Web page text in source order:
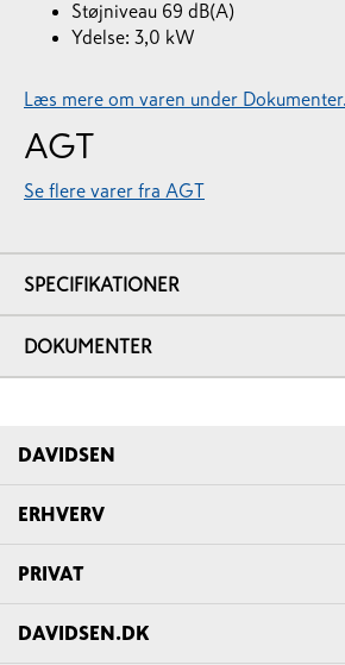
Støjniveau 69 dB(A)
Ydelse: 3,0 kW
Læs mere om varen under Dokumenter.
AGT
Se flere varer fra AGT
SPECIFIKATIONER
DOKUMENTER
DAVIDSEN
ERHVERV
PRIVAT
DAVIDSEN.DK